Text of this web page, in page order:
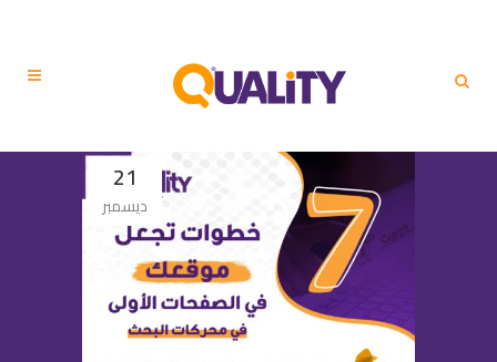
21
ديسمبر